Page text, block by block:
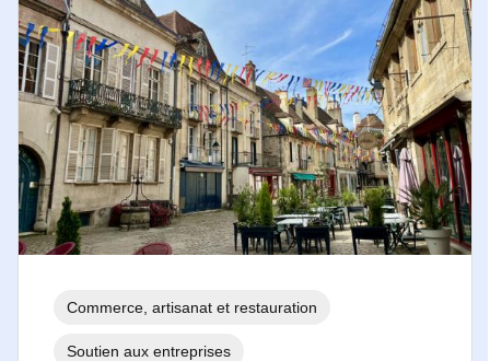
Commerce, artisanat et restauration
Soutien aux entreprises